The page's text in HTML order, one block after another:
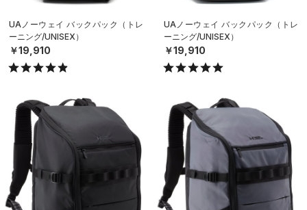
UAノーウェイ バックパック（トレ
ーニング/UNISEX）
￥19,910
UAノーウェイ バックパック（トレ
ーニング/UNISEX）
￥19,910